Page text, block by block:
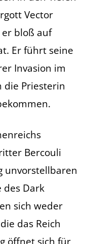
Vector
bloß auf
Er führt seine
Invasion im
die Priesterin
Bercouli
unvorstellbaren
des Dark
sich weder
das Reich